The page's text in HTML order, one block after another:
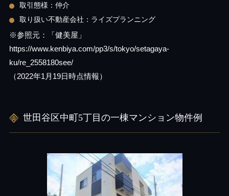
取引態様：仲介
取り扱い不動産会社：ライズプランニング
※参照元：「健美屋」
https://www.kenbiya.com/pp3/s/tokyo/setagaya-
ku/re_2558180see/
（2022年1月19日時点情報）
世田谷区中町5丁目の一棟マンション物件例